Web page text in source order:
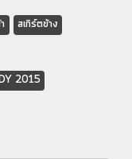
สเกิร์ตข้าง
2015